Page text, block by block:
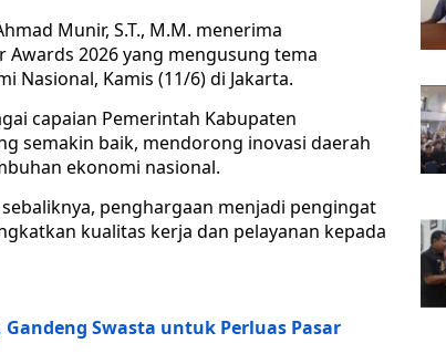
Munir, S.T., M.M. menerima
Awards 2026 yang mengusung tema
Nasional, Kamis (11/6) di Jakarta.
capaian Pemerintah Kabupaten
semakin baik, mendorong inovasi daerah
ekonomi nasional.
penghargaan menjadi pengingat
kualitas kerja dan pelayanan kepada
Swasta untuk Perluas Pasar